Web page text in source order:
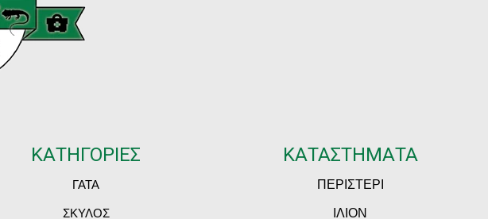
ΚΑΤΗΓΟΡΙΕΣ
ΓΑΤΑ
ΣΚΥΛΟΣ
ΚΑΤΑΣΤΗΜΑΤΑ
ΠΕΡΙΣΤΕΡΙ
ΙΛΙΟΝ